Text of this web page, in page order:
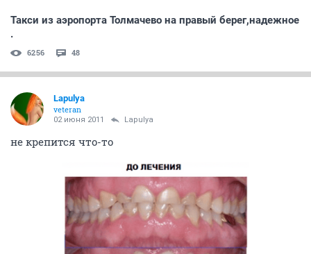
Такси из аэропорта Толмачево на правый берег,надежное
.
6256 48
Lapulya
veteran
02 июня 2011 Lapulya
не крепится что-то